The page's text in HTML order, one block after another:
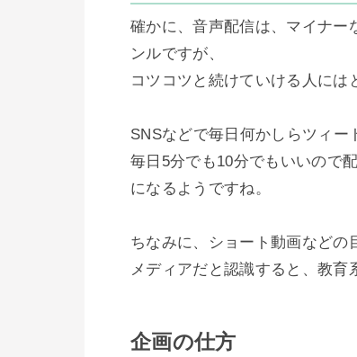
確かに、音声配信は、マイナー
ンルですが、
コツコツと続けていける人には
SNSなどで毎日何かしらツィー
毎日5分でも10分でもいいので
になるようですね。
ちなみに、ショート動画などの
メディアだと認識すると、教育
企画の仕方